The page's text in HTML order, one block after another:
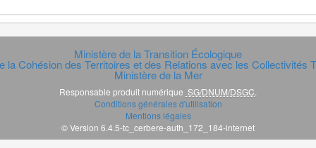
Ministère de la Transition Écologique
la Cohésion des Territoires et des Relations avec les Collectivités
Ministère de la Mer
Responsable produit numérique SG/DNUM/DSGC
Conditions générales d'utilisation
Mentions légales
© Version 6.4.5-tc_cerbere-auth_172_184-internet